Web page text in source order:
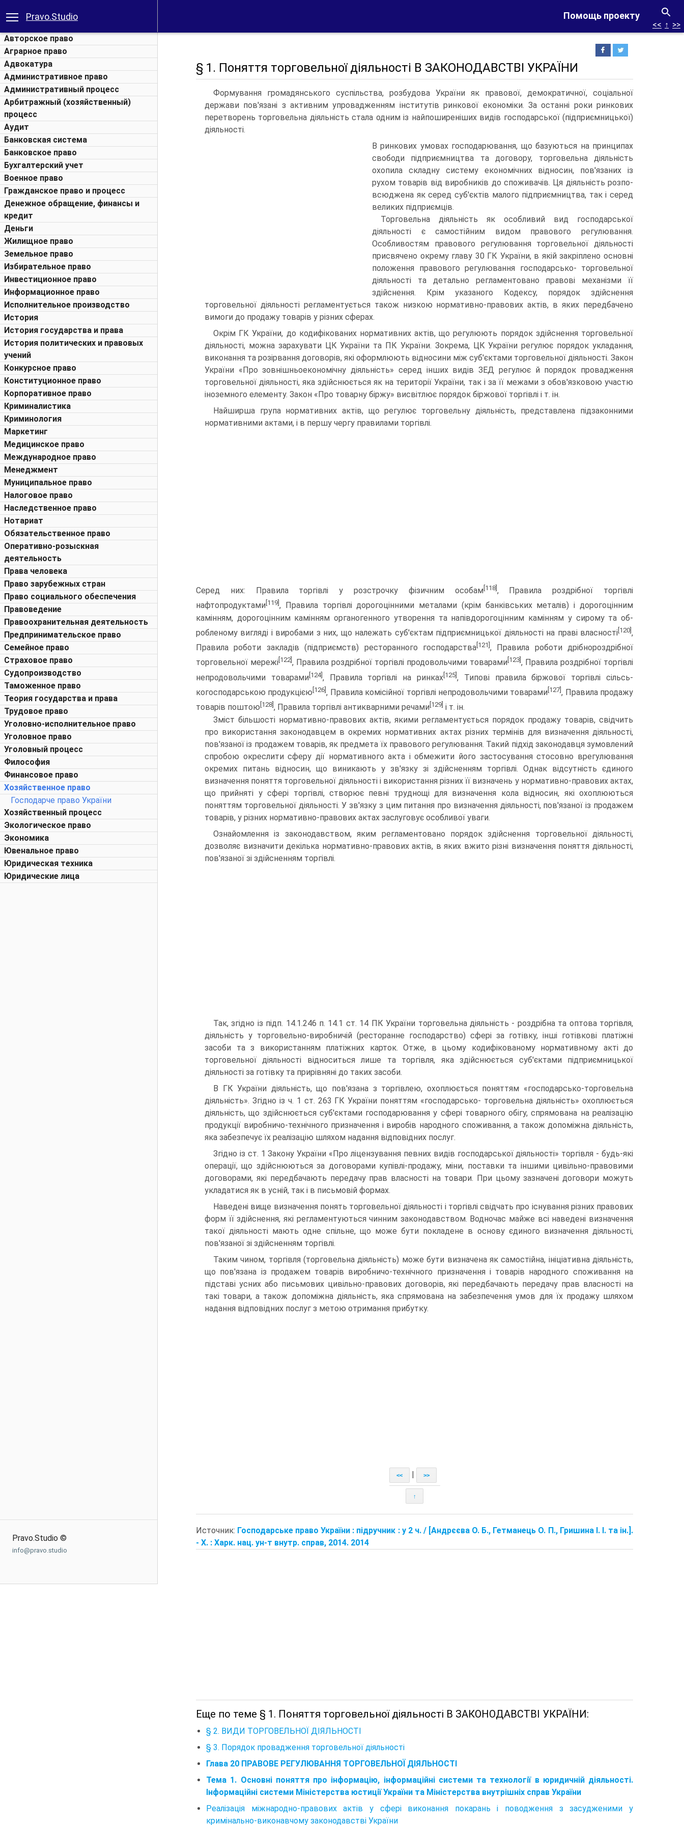
Помощь проекту
Pravo.Studio
Авторское право
Аграрное право
Адвокатура
Административное право
Административный процесс
Арбитражный (хозяйственный)
процесс
Аудит
Банковская система
Банковское право
Бухгалтерский учет
Военное право
Гражданское право и процесс
Денежное обращение, финансы и
кредит
Деньги
Жилищное право
Земельное право
Избирательное право
Инвестиционное право
Информационное право
Исполнительное производство
История
История государства и права
История политических и правовых
учений
Конкурсное право
Конституционное право
Корпоративное право
Криминалистика
Криминология
Маркетинг
Медицинское право
Международное право
Менеджмент
Муниципальное право
Налоговое право
Наследственное право
Нотариат
Обязательственное право
Оперативно-розыскная
деятельность
Права человека
Право зарубежных стран
Право социального обеспечения
Правоведение
Правоохранительная деятельность
Предпринимательское право
Семейное право
Страховое право
Судопроизводство
Таможенное право
Теория государства и права
Трудовое право
Уголовно-исполнительное право
Уголовное право
Уголовный процесс
Философия
Финансовое право
Хозяйственное право
Господарче право України
Хозяйственный процесс
Экологическое право
Экономика
Ювенальное право
Юридическая техника
Юридические лица
Pravo.Studio ©
info@pravo.studio
<< ↑ >>
§ 1. Поняття торговельної діяльності В ЗАКОНОДАВСТВІ УКРАЇНИ
Формування громадянського суспільства, розбудова України як правової, демократичної, соціальної
держави пов'язані з активним упровадженням інститутів ринкової економіки. За останні роки ринкових
перетворень торгове­льна діяльність стала одним із найпоширеніших видів гос­подарської (підприємницької)
діяльності.
В ринкових умовах господарювання, що базуються на принципах
свободи під­приємництва та договору, торговельна діяльність
охопила складну систему економічних відносин, пов'язаних із
рухом товарів від виробників до споживачів. Ця діяльність розпо­
всюджена як серед суб'єктів малого підприємництва, так і серед
великих підприємців.
Торговельна діяльність як особливий вид господарської
діяльності є самостійним видом правового регулювання.
Особливостям правового регулювання торговельної діяльно­сті
присвячено окрему главу 30 ГК України, в якій закріпле­но основні
положення правового регулювання господарсько- торговельної
діяльності та детально регламентовано правові механізми її
здійснення. Крім указаного Кодексу, порядок здійснення
торговельної діяльності регламентується також низкою нормативно-правових актів, в яких передбачено
вимоги до продажу товарів у різних сферах.
Окрім ГК України, до кодифікованих нормативних ак­тів, що регулюють порядок здійснення торговельної
діяльно­сті, можна зарахувати ЦК України та ПК України. Зокрема, ЦК України регулює порядок укладання,
виконання та розі­рвання договорів, які оформлюють відносини між суб'єк­тами торговельної діяльності. Закон
України «Про зовніш­ньоекономічну діяльність» серед інших видів ЗЕД регулює й порядок провадження
торговельної діяльності, яка здійсню­ється як на території України, так і за її межами з обов'язковою участю
іноземного елементу. Закон «Про това­рну біржу» висвітлює порядок біржової торгівлі і т. ін.
Найширша група нормативних актів, що регулює торго­вельну діяльність, представлена підзаконними
нормативни­ми актами, і в першу чергу правилами торгівлі.
Серед них: Правила торгівлі у розстрочку фізичним особам [118] , Правила роздрібної торгівлі
нафтопродуктами [119] , Правила торгівлі до­рогоцінними металами (крім банківських металів) і дорого­цінним
камінням, дорогоцінним камінням органогенного утворення та напівдорогоцінним камінням у сирому та об­
робленому вигляді і виробами з них, що належать суб'єктам підприємницької діяльності на праві власності[120],
Правила роботи закладів (підприємств) ресторанного господарства [121] , Правила роботи дрібнороздрібної
торговельної мережі [122], Пра­вила роздрібної торгівлі продовольчими товарами [123] , Правила роздрібної торгівлі
непродовольчими товарами [124], Правила торгівлі на ринках[125], Типові правила біржової торгівлі сільсь­
когосподарською продукцією [126] , Правила комісійної торгівлі непродовольчими товарами [127] , Правила продажу
товарів по­штою [128] , Правила торгівлі антикварними речами [129] і т. ін.
Зміст більшості нормативно-правових актів, якими рег­ламентується порядок продажу товарів, свідчить
про вико­ристання законодавцем в окремих нормативних актах різ­них термінів для визначення діяльності,
пов'язаної із продажем товарів, як предмета їх правового регулювання. Такий підхід законодавця зумовлений
спробою окреслити сферу дії нормативного акта і обмежити його застосування стосовно врегулювання
окремих питань відносин, що вини­кають у зв'язку зі здійсненням торгівлі. Однак відсутність єдиного
визначення поняття торговельної діяльності і вико­ристання різних її визначень у нормативно-правових актах,
що прийняті у сфері торгівлі, створює певні труднощі для визначення кола відносин, які охоплюються
поняттям тор­говельної діяльності. У зв'язку з цим питання про визначен­ня діяльності, пов'язаної із продажем
товарів, у різних нор­мативно-правових актах заслуговує особливої уваги.
Ознайомлення із законодавством, яким регламентовано порядок здійснення торговельної діяльності,
дозволяє ви­значити декілька нормативно-правових актів, в яких вжито різні визначення поняття діяльності,
пов'язаної зі здійснен­ням торгівлі.
Так, згідно із підп. 14.1.246 п. 14.1 ст. 14 ПК України торговельна діяльність - роздрібна та оптова торгівля,
дія­льність у торговельно-виробничій (ресторанне господарство) сфері за готівку, інші готівкові платіжні
засоби та з викори­станням платіжних карток. Отже, в цьому кодифікованому нормативному акті до
торговельної діяльності відноситься лише та торгівля, яка здійснюється суб'єктами підприємни­цької
діяльності за готівку та прирівняні до таких засоби.
В ГК України діяльність, що пов'язана з торгівлею, охоп­люється поняттям «господарсько-торговельна
діяльність». Згідно із ч. 1 ст. 263 ГК України поняттям «господарсько- торговельна діяльність» охоплюється
діяльність, що здійсню­ється суб'єктами господарювання у сфері товарного обігу, спрямована на реалізацію
продукції виробничо-технічного призначення і виробів народного споживання, а також до­поміжна діяльність,
яка забезпечує їх реалізацію шляхом надання відповідних послуг.
Згідно із ст. 1 Закону України «Про ліцензування певних видів господарської діяльності» торгівля - будь-які
операції, що здійснюються за договорами купівлі-продажу, міни, по­ставки та іншими цивільно-правовими
договорами, які пе­редбачають передачу прав власності на товари. При цьому зазначені договори можуть
укладатися як в усній, так і в письмовій формах.
Наведені вище визначення понять торговельної діяльно­сті і торгівлі свідчать про існування різних правових
форм її здійснення, які регламентуються чинним законодавством. Водночас майже всі наведені визначення
такої діяльності мають одне спільне, що може бути покладене в основу єдино­го визначення діяльності,
пов'язаної зі здійсненням торгівлі.
Таким чином, торгівля (торговельна діяльність) може бути визначена як самостійна, ініціативна діяльність,
що пов'язана із продажем товарів виробничо-технічного при­значення і товарів народного споживання на
підставі усних або письмових цивільно-правових договорів, які передба­чають передачу прав власності на
такі товари, а також допоміжна діяльність, яка спрямована на забезпечення умов для їх продажу шляхом
надання відповідних послуг з метою отримання прибутку.
<< | >>
↑
Источник: Господарське право України : підручник : у 2 ч. / [Андрєєва О. Б., Гетманець О. П., Гришина І. І. та ін.].
- Х. : Харк. нац. ун-т внутр. справ, 2014. 2014
Еще по теме § 1. Поняття торговельної діяльності В ЗАКОНОДАВСТВІ УКРАЇНИ:
§ 2. ВИДИ ТОРГОВЕЛЬНОЇ ДІЯЛЬНОСТІ
§ 3. Порядок провадження торговельної діяльності
Глава 20 ПРАВОВЕ РЕГУЛЮВАННЯ ТОРГОВЕЛЬНОЇ ДІЯЛЬНОСТІ
Тема 1. Основні поняття про інформацію, інформаційні системи та технології в юридичній діяльності.
Інформаційні системи Міністерства юстиції України та Міністерства внутрішніх справ України
Реалізація міжнародно-правових актів у сфері виконання покарань і поводження з засудженими у
кримінально-виконавчому законодавстві України